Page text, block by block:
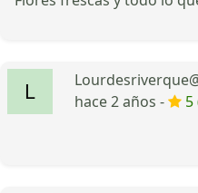
hace 2 años -
5